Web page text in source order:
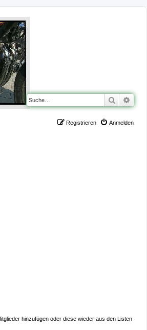
Suche
Anmelden
Registrieren
hinzufügen oder diese wieder aus den Listen